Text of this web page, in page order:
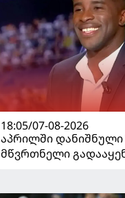
18:05/07-08-2026
აპრილში
მწვრთნელი